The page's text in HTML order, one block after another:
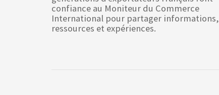
confiance au Moniteur du Commerce
International pour partager informations,
ressources et expériences.